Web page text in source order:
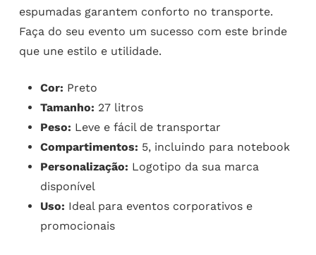
espumadas garantem conforto no transporte.
Faça do seu evento um sucesso com este brinde
que une estilo e utilidade.
Cor: Preto
Tamanho: 27 litros
Peso: Leve e fácil de transportar
Compartimentos: 5, incluindo para notebook
Personalização: Logotipo da sua marca
disponível
Uso: Ideal para eventos corporativos e
promocionais